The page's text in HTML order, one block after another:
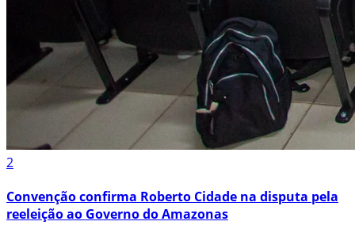
2
Convenção confirma Roberto Cidade na disputa pela
reeleição ao Governo do Amazonas